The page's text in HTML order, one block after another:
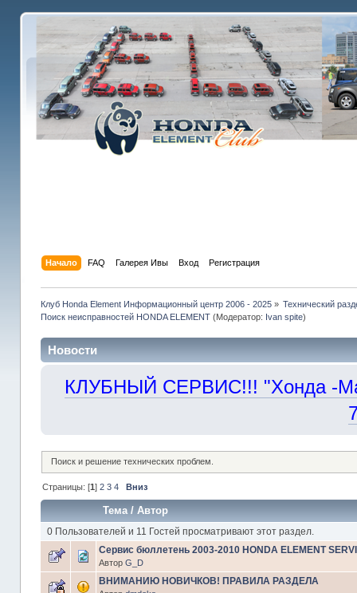
Начало FAQ Галерея Ивы Вход Регистрация
Клуб Honda Element Информационный центр 2006 - 2025» Технический
Поиск неисправностей HONDA ELEMENT(Модератор: Ivan spite)
Новости
КЛУБНЫЙ СЕРВИС!!! "Хонда -
Поиск и решение технических проблем.
Страницы: [1] 2 3 4 Вниз
Тема/ Автор
0 Пользователей и 11 Гостей просматривают этот раздел.
Сервис бюллетень 2003-2010 HONDA ELEMENT
Автор G_D
ВНИМАНИЮ НОВИЧКОВ! ПРАВИЛА РАЗДЕЛА